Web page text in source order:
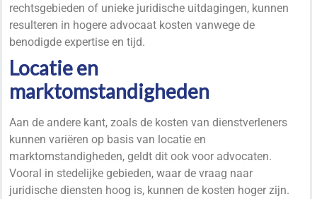
rechtsgebieden of unieke juridische uitdagingen, kunnen
resulteren in hogere advocaat kosten vanwege de
benodigde expertise en tijd.
Locatie en
marktomstandigheden
Aan de andere kant, zoals de kosten van dienstverleners
kunnen variëren op basis van locatie en
marktomstandigheden, geldt dit ook voor advocaten.
Vooral in stedelijke gebieden, waar de vraag naar
juridische diensten hoog is, kunnen de kosten hoger zijn.